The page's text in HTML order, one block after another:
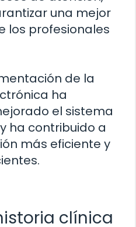
una mejor
los profesionales
de la
ha
el sistema
ha contribuido a
más eficiente y
clínica